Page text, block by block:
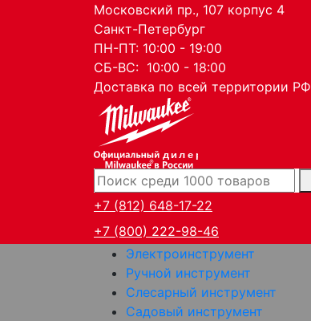
Московский пр., 107 корпус 4
Санкт-Петербург
ПН-ПТ: 10:00 - 19:00
СБ-ВС: 10:00 - 18:00
Доставка по всей территории РФ
дилер
+7 (812) 648-17-22
+7 (800) 222-98-46
Электроинструмент
Ручной инструмент
Слесарный инструмент
Садовый инструмент